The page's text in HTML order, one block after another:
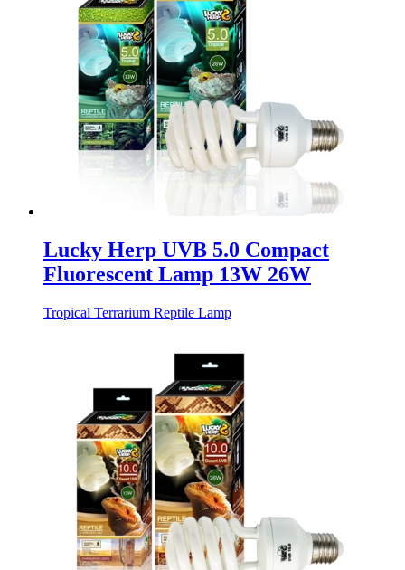
Lucky Herp UVB 5.0 Compact
Fluorescent Lamp 13W 26W
Tropical Terrarium Reptile Lamp